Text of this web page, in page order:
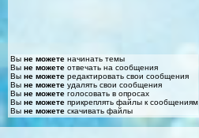
Вы не можете начинать темы
Вы не можете отвечать на сообщения
Вы не можете редактировать свои сообщения
Вы не можете удалять свои сообщения
Вы не можете голосовать в опросах
Вы не можете прикреплять файлы к сообщениям
Вы не можете скачивать файлы